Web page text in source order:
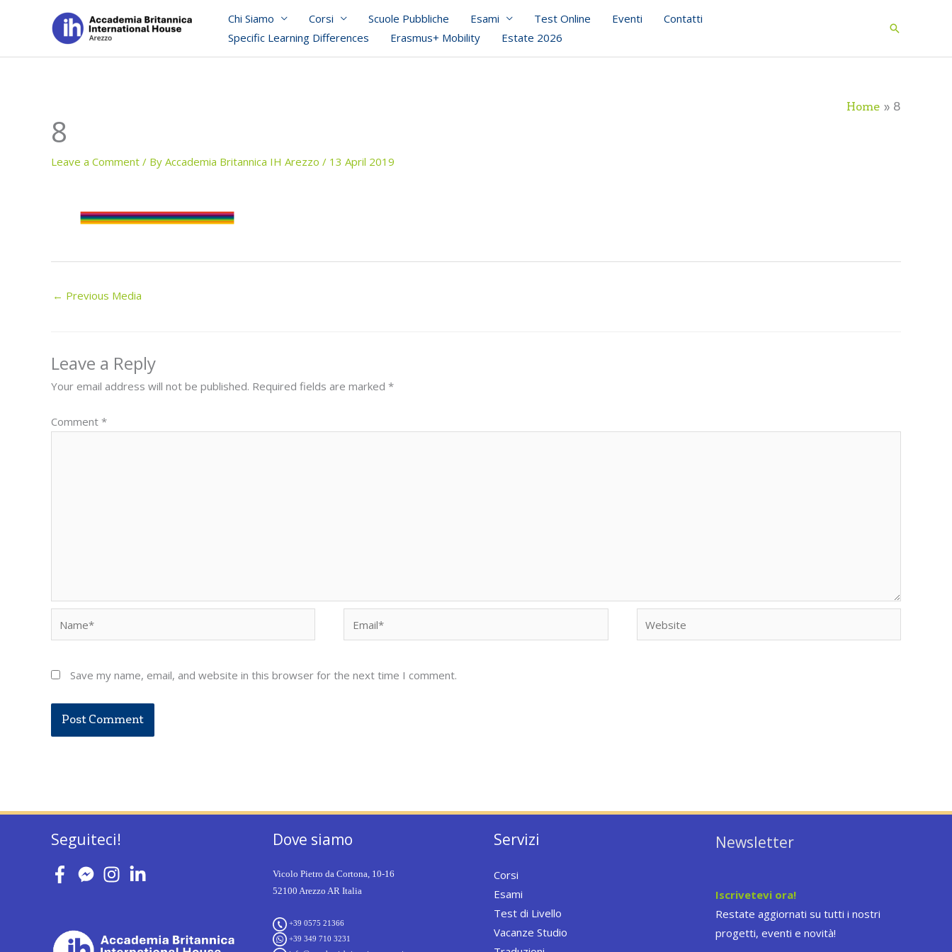
Chi Siamo Corsi Scuole Pubbliche Esami Test Online Eventi
Contatti
Specific Learning Differences
Erasmus+ Mobility Estate 2026 Search
Home 8
8
Leave a Comment / By Accademia Britannica IH Arezzo / 13 April 2019
← Previous Media
Leave a Reply
Your email address will not be published. Required fields are marked *
Comment *
Save my name, email, and website in this browser for the next time I comment.
Seguiteci! Dove siamo
Vicolo Pietro da Cortona, 10-16
52100 Arezzo AR Italia
+39 0575 21366
+39 349 710 3231
Servizi
Corsi
Esami
Test di Livello
Vacanze Studio
Newsletter
Iscrivetevi ora!
Restate aggiornati su tutti i nostri
progetti, eventi e novità!